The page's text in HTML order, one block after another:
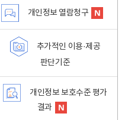
개인정보 열람청구
추가적인 이용·제공
판단기준
개인정보 보호수준 평가
결과